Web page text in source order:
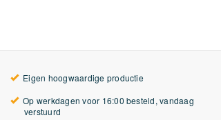
Eigen hoogwaardige productie
Op werkdagen voor 16:00 besteld, vandaag
verstuurd